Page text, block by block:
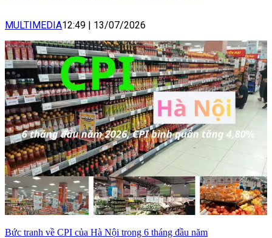
MULTIMEDIA12:49 | 13/07/2026
Bức tranh về CPI của Hà Nội trong 6 tháng đầu năm